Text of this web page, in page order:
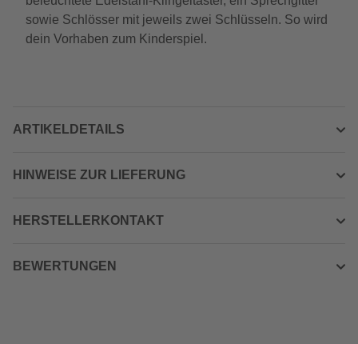
sowie Schlösser mit jeweils zwei Schlüsseln. So wird
dein Vorhaben zum Kinderspiel.
ARTIKELDETAILS
HINWEISE ZUR LIEFERUNG
HERSTELLERKONTAKT
BEWERTUNGEN